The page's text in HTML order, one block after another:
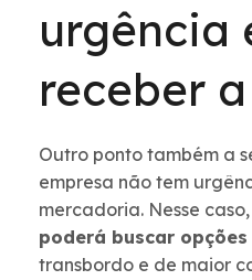
urgência
receber
Outro ponto também a
empresa não tem
mercadoria. Nesse
poderá buscar
transbordo e de maior